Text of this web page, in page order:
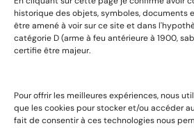
historique des objets, symboles, documents
être amené à voir sur ce site et dans
catégorie D (arme à feu antérieure à 1900,
certifie être majeur.
Pour offrir les meilleures expériences, nous
que les cookies pour stocker et/ou accéder
fait de consentir à ces technologies nous